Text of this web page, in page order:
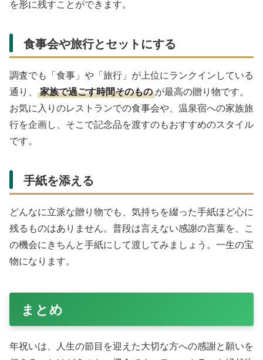
を形に残すことができます。
食事会や旅行とセットにする
調査でも「食事」や「旅行」が上位にランクインしている
通り、
家族で過ごす時間そのもの が最高の贈り物です。
お気に入りのレストランでの食事会や、温泉宿への家族旅
行を企画し、そこで記念品を渡すのもおすすめのスタイル
です。
手紙を添える
どんなに立派な贈り物でも、気持ちを綴った手紙ほど心に
残るものはありません。普段は言えない感謝の言葉を、こ
の機会にきちんと手紙にして渡してみましょう。一生の宝
物になります。
まとめ
年祝いは、人生の節目を迎えた大切な方への感謝と願いを